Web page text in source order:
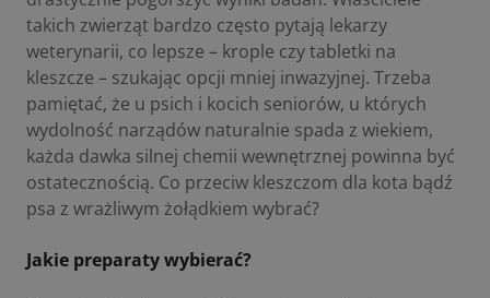
takich zwierząt bardzo często pytają lekarzy
weterynarii, co lepsze – krople czy tabletki na
kleszcze – szukając opcji mniej inwazyjnej. Trzeba
pamiętać, że u psich i kocich seniorów, u których
wydolność narządów naturalnie spada z wiekiem,
każda dawka silnej chemii wewnętrznej powinna być
ostatecznością. Co przeciw kleszczom dla kota bądź
psa z wrażliwym żołądkiem wybrać?
Jakie preparaty wybierać?